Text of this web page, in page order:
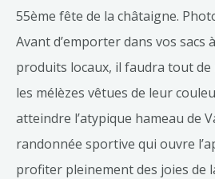
55ème fête de la châtaigne.
Avant d’emporter dans vos sacs
produits locaux, il faudra tout
les mélèzes vêtues de leur
atteindre l’atypique hameau de
randonnée sportive qui ouvre
profiter pleinement des joies de